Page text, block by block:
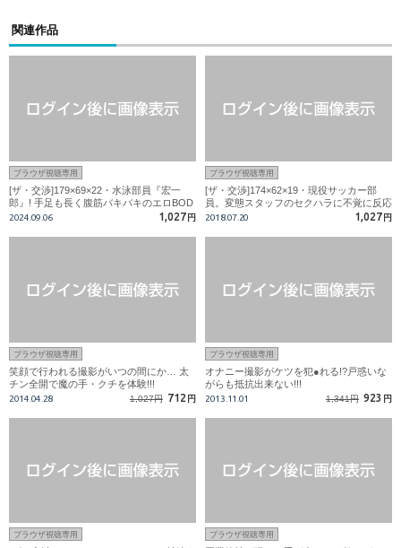
関連作品
ブラウザ視聴専用
[ザ・交渉]179×69×22・水泳部員『宏一
郎』! 手足も長く腹筋バキバキのエロBOD
Y!
2024.09.06 1,027 円
ブラウザ視聴専用
[ザ・交渉]174×62×19・現役サッカー部
員。変態スタッフのセクハラに不覚に反応
するエロチンコ、ギャラの為か…、劣情
2018.07.20 1,027 円
ブラウザ視聴専用
笑顔で行われる撮影がいつの間にか… 太
チン全開で魔の手・クチを体験!!!
2014.04.28 1,027円 712 円
ブラウザ視聴専用
オナニー撮影がケツを犯●れる!?戸惑いな
がらも抵抗出来ない!!!
2013.11.01 1,341円 923 円
ブラウザ視聴専用 ブラウザ視聴専用